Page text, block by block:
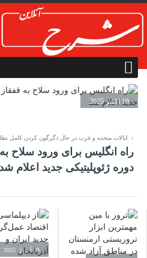
19 اکتبر 2025
ایالات متحده و غرب در حال دگرگون کردن کامل
راه انگلیس برای ورود سلاح
دوره ژئوپلیتیکی جدید اعلام شد
29 آوریل 2025